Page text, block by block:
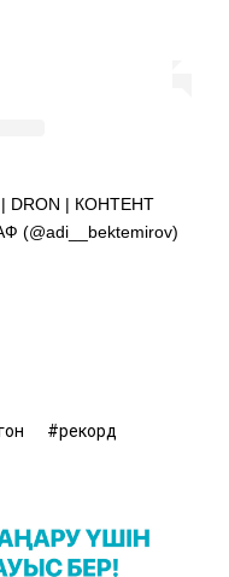
| DRON | КОНТЕНТ
рекорд